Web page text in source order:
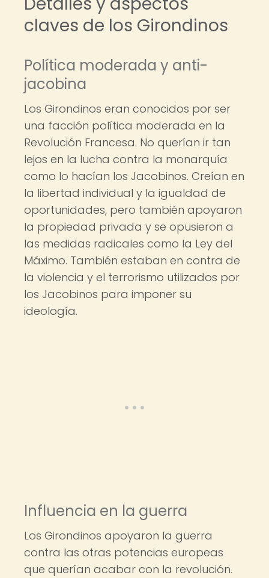
claves de los Girondinos
Política moderada y anti-
jacobina
Los Girondinos eran conocidos por ser
una facción política moderada en la
Revolución Francesa. No querían ir tan
lejos en la lucha contra la monarquía
como lo hacían los Jacobinos. Creían en
la libertad individual y la igualdad de
oportunidades, pero también apoyaron
la propiedad privada y se opusieron a
las medidas radicales como la Ley del
Máximo. También estaban en contra de
la violencia y el terrorismo utilizados por
los Jacobinos para imponer su
ideología.
Influencia en la guerra
Los Girondinos apoyaron la guerra
contra las otras potencias europeas
que querían acabar con la revolución.